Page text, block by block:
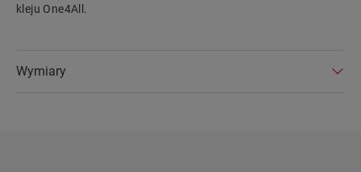
kleju One4All.
Wymiary